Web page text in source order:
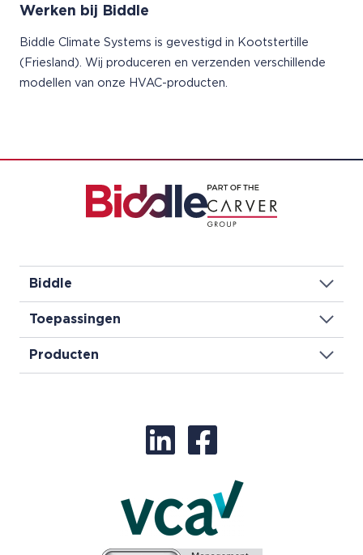
Werken bij Biddle
Biddle Climate Systems is gevestigd in Kootstertille
(Friesland). Wij produceren en verzenden verschillende
modellen van onze HVAC-producten.
Biddle
Toepassingen
Producten